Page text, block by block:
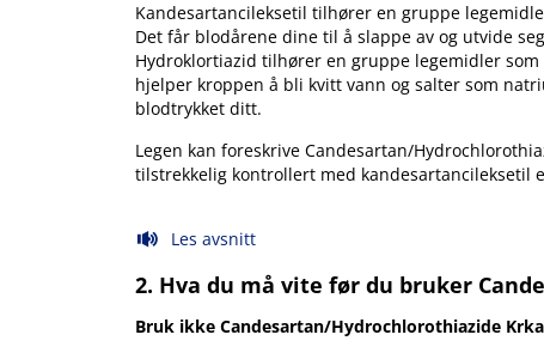
Kandesartancileksetil tilhører en gruppe
Det får blodårene dine til å slappe av og utvide
Hydroklortiazid tilhører en gruppe legemidler som
hjelper kroppen å bli kvitt vann og salter som
blodtrykket ditt.
Legen kan foreskrive Candesartan​/​
tilstrekkelig kontrollert med kandesartancileksetil
Les avsnitt
2. Hva du må vite før du bruker
Bruk ikke Candesartan​/​Hydrochlorothiazide Krka